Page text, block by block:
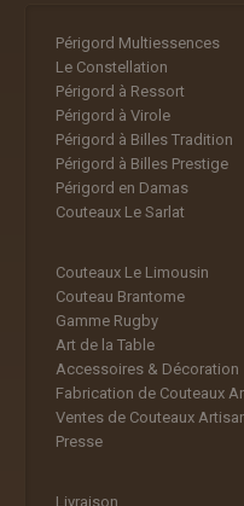
Périgord Multiessences
Le Constellation
Périgord à Ressort
Périgord à Virole
Périgord à Billes Tradition
Périgord à Billes Prestige
Périgord en Damas
Couteaux Le Sarlat
Couteaux Le Limousin
Couteau Brantome
Gamme Rugby
Art de la Table
Accessoires & Décoration
Fabrication de Couteaux
Ventes de Couteaux
Presse
Livraison